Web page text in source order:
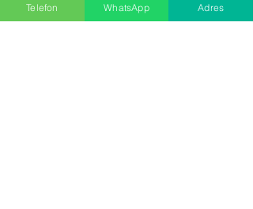
Telefon WhatsApp Adres